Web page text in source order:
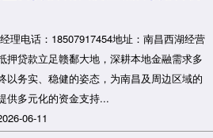
理电话：18507917454地址：南昌西湖经营
押贷款立足赣鄱大地，深耕本地金融需求多
以务实、稳健的姿态，为南昌及周边区域的
供多元化的资金支持...
06-11